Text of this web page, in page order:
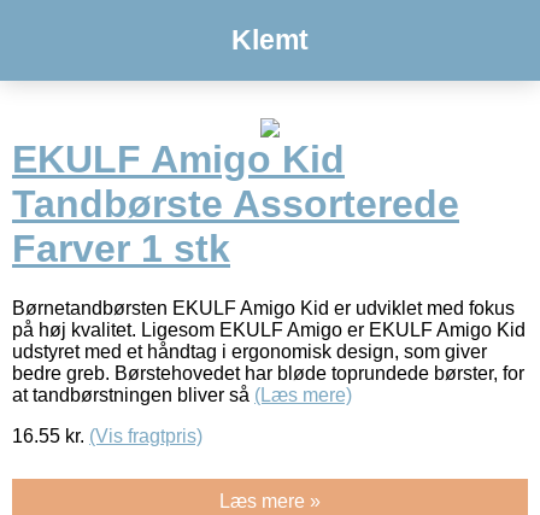
Klemt
EKULF Amigo Kid
Tandbørste Assorterede
Farver 1 stk
Børnetandbørsten EKULF Amigo Kid er udviklet med fokus
på høj kvalitet. Ligesom EKULF Amigo er EKULF Amigo Kid
udstyret med et håndtag i ergonomisk design, som giver
bedre greb. Børstehovedet har bløde toprundede børster, for
at tandbørstningen bliver så (Læs mere)
16.55 kr. (Vis fragtpris)
Læs mere »